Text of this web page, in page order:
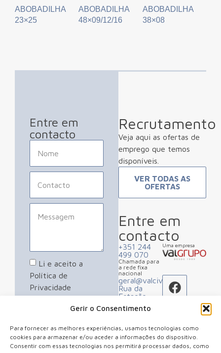
Gerir o Consentimento
Para fornecer as melhores experiências, usamos tecnologias como
cookies para armazenar e/ou aceder a informações do dispositivo.
Consentir com essas tecnologias nos permitirá processar dados, como
ABOBADILHA
23×25
ABOBADILHA
48×09/12/16
ABOBADILHA
38×08
Recrutamento
Veja aqui as ofertas de
emprego que temos
disponíveis.
VER TODAS AS
OFERTAS
Entre em
contacto
+351 244
499 070
Chamada para
a rede fixa
nacional
geral@valcivil.pt
Rua da
Estação,
Apartado 2
2480-184
Mós
Uma empresa
Entre em
contacto
Li e aceito a
Política de
Privacidade
ENVIAR